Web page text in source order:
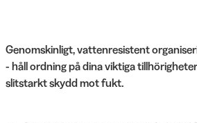
Genomskinligt, vattenresistent
- håll ordning på dina viktiga
slitstarkt skydd mot fukt.